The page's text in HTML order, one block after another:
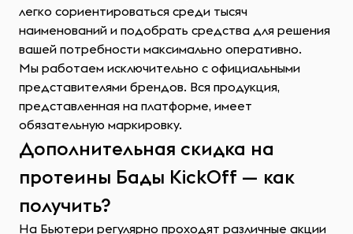
легко сориентироваться среди тысяч
наименований и подобрать средства для решения
вашей потребности максимально оперативно.
Мы работаем исключительно с официальными
представителями брендов. Вся продукция,
представленная на платформе, имеет
обязательную маркировку.
Дополнительная скидка на
протеины Бады KickOff — как
получить?
На Бьютери регулярно проходят различные акции